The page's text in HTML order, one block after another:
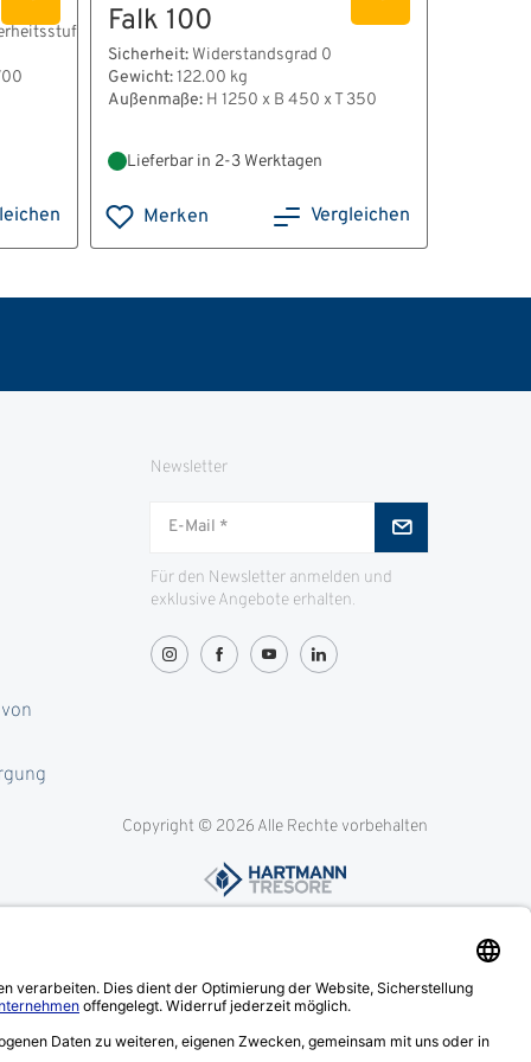
S1
Falk 100
Sicherheit: Widerstandsgrad 0
Gewicht:122.00 kg
Außenmaße: H 1250 x B 450 x T 350
Lieferbar in 2-3 Werktagen
Merken Vergleichen
Newsletter
Für den Newsletter anmelden und
exklusive Angebote erhalten.
Copyright © 2026 Alle Rechte vorbehalten